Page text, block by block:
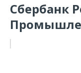
Сбербанк